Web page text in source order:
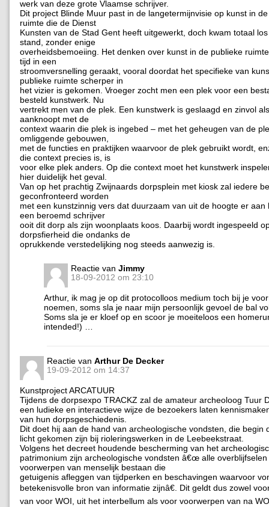
werk van deze grote Vlaamse schrijver.
Dit project Blinde Muur past in de langetermijnvisie op kunst in
ruimte die de Dienst
Kunsten van de Stad Gent heeft uitgewerkt, doch kwam totaal
stand, zonder enige
overheidsbemoeiing. Het denken over kunst in de publieke
tijd in een
stroomversnelling geraakt, vooral doordat het specifieke van
publieke ruimte scherper in
het vizier is gekomen. Vroeger zocht men een plek voor een
besteld kunstwerk. Nu
vertrekt men van de plek. Een kunstwerk is geslaagd en zinvol
aanknoopt met de
context waarin die plek is ingebed – met het geheugen van de
omliggende gebouwen,
met de functies en praktijken waarvoor de plek gebruikt wordt,
die context precies is, is
voor elke plek anders. Op die context moet het kunstwerk
hier duidelijk het geval.
Van op het prachtig Zwijnaards dorpsplein met kiosk zal iedere
geconfronteerd worden
met een kunstzinnig vers dat duurzaam van uit de hoogte er aan
een beroemd schrijver
ooit dit dorp als zijn woonplaats koos. Daarbij wordt ingespeeld
dorpsfierheid die ondanks de
oprukkende verstedelijking nog steeds aanwezig is.
Reactie van Jimmy
18-09-2012 om 23:10
Arthur, ik mag je op dit protocolloos medium toch bij je
noemen, soms sla je naar mijn persoonlijk gevoel de bal
Soms sla je er kloef op en scoor je moeiteloos een
intended!) …
Reactie van Arthur De Decker
19-09-2012 om 14:37
Kunstproject ARCATUUR
Tijdens de dorpsexpo TRACKZ zal de amateur archeoloog Tuur
een ludieke en interactieve wijze de bezoekers laten
van hun dorpsgeschiedenis.
Dit doet hij aan de hand van archeologische vondsten, die begin
licht gekomen zijn bij rioleringswerken in de Leebeekstraat.
Volgens het decreet houdende bescherming van het
patrimonium zijn archeologische vondsten â€œ alle overblijfselen
voorwerpen van menselijk bestaan die
getuigenis afleggen van tijdperken en beschavingen waarvoor
betekenisvolle bron van informatie zijnâ€. Dit geldt dus zowel
van voor WOI, uit het interbellum als voor voorwerpen van na